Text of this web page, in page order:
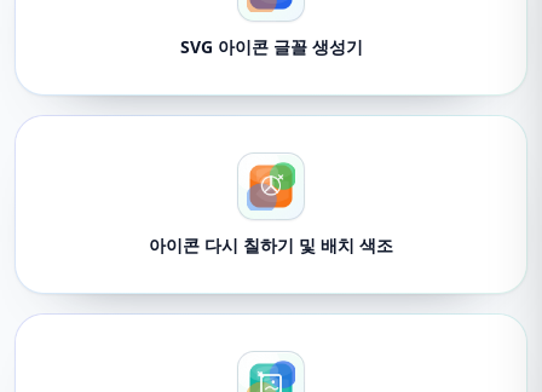
SVG 아이콘 글꼴 생성기
아이콘 다시 칠하기 및 배치 색조